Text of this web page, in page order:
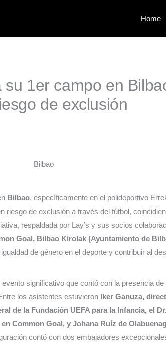
Home
su 1er campo en
de exclusión
Bilbao, específicamente en el polideportivo
riesgo de exclusión a través del fútbol,
respaldada por Lay’s y sus socios
Goal, Bilbao Kirolak (Ayuntamiento de
de género en el deporte y contribuir al
evento significativo que contó con la presencia
los asistentes estuvieron Iker Ganuza,
de la Fundación UEFA para la Infancia, el
Common Goal, y Johana Ruíz de
contó con dos embajadores